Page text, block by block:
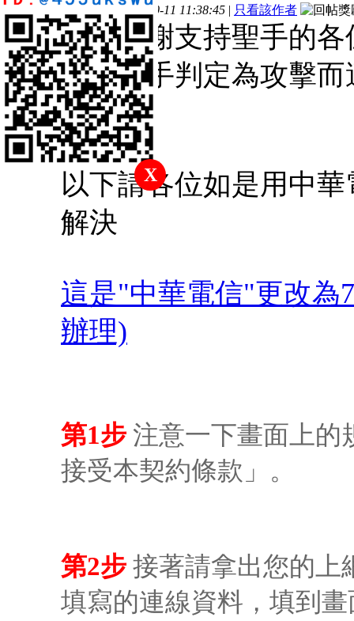
發表於 2016-10-11 11:38:45 | 只看該作者
非常感謝支持聖手的
分被聖手判定為攻擊
形。
以下請各位如是用中
解決
這是"中華電信"更改為
辦理)
第1步 注意一下畫面上的
接受本契約條款」。
第2步 接著請拿出您的上
填寫的連線資料，填到
X